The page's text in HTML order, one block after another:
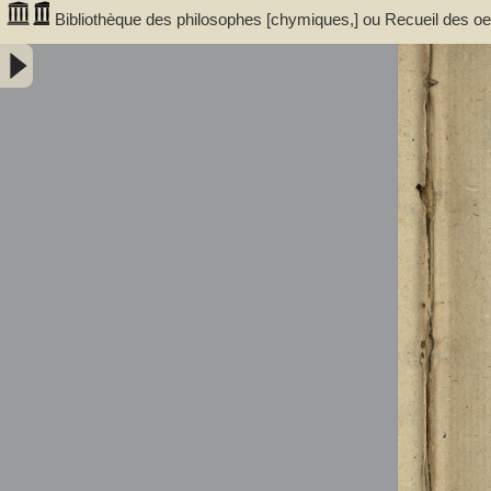
Bibliothèque des philosophes [chymiques,] ou Recueil des
Tome premier, contenant sept traitez... avec un discours,
trouvent dans ces traitez... par le sieur S.D.E.M. - Salmon, William